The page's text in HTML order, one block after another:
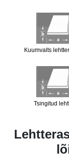
Kuumvalts
Tsingitud